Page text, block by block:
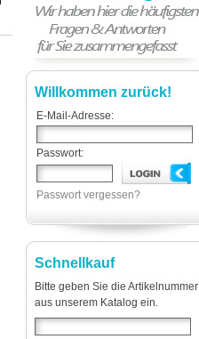
Willkommen zurück!
E-Mail-Adresse:
Passwort:
Passwort vergessen?
Schnellkauf
Bitte geben Sie die Artikelnummer
aus unserem Katalog ein.